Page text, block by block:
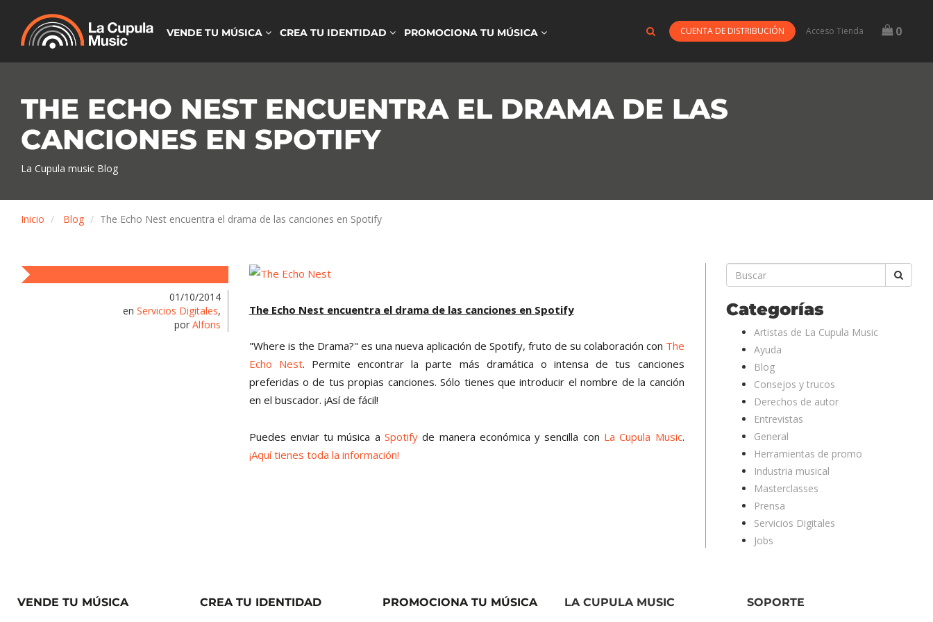
VENDE TU MÚSICA CREA TU IDENTIDAD PROMOCIONA TU MÚSICA CUENTA DE DISTRIBUCIÓN Acceso Tienda 0
THE ECHO NEST ENCUENTRA EL DRAMA DE LAS
CANCIONES EN SPOTIFY
La Cupula music Blog
Inicio Blog The Echo Nest encuentra el drama de las canciones en Spotify
01/10/2014
en Servicios Digitales,
por Alfons
The Echo Nest encuentra el drama de las canciones en Spotify
"Where is the Drama?" es una nueva aplicación de Spotify, fruto de su colaboración con The
Echo Nest. Permite encontrar la parte más dramática o intensa de tus canciones
preferidas o de tus propias canciones. Sólo tienes que introducir el nombre de la canción
en el buscador. ¡Así de fácil!
Puedes enviar tu música a Spotifyde manera económica y sencilla con La Cupula Music.
¡Aquí tienes toda la información!
Categorías
Artistas de La Cupula Music
Ayuda
Blog
Consejos y trucos
Derechos de autor
Entrevistas
General
Herramientas de promo
Industria musical
Masterclasses
Prensa
Servicios Digitales
Jobs
VENDE TU MÚSICA CREA TU IDENTIDAD PROMOCIONA TU MÚSICA LA CUPULA MUSIC SOPORTE